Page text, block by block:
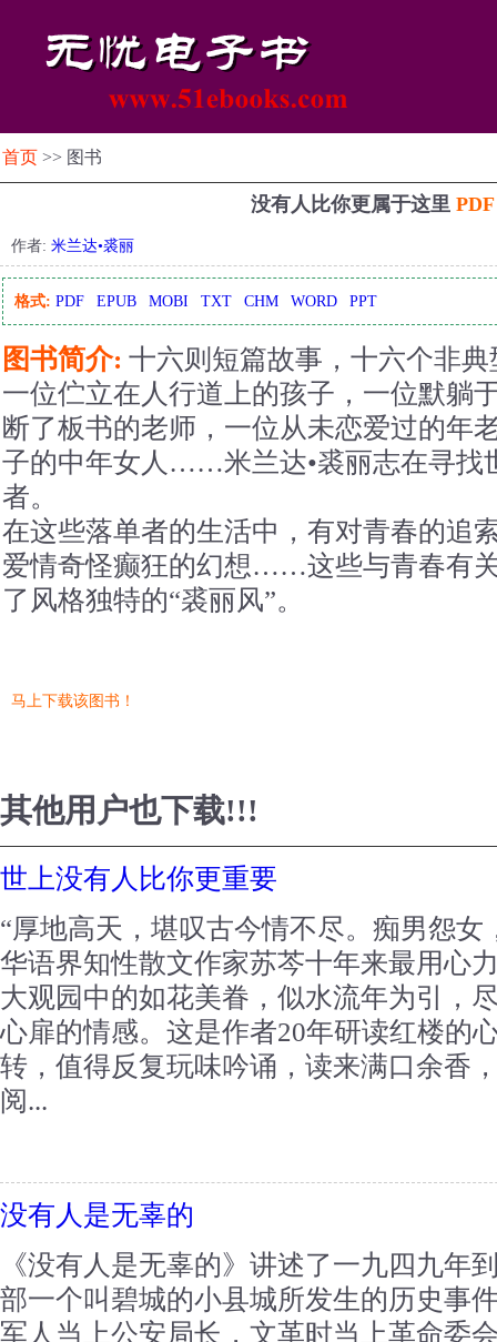
首页 >> 图书
没有人比你更属于这里
作者: 米兰达•裘丽
格式: PDF EPUB MOBI TXT CHM WORD PPT
图书简介: 十六则短篇故事，十六个非
一位伫立在人行道上的孩子，一位默躺
断了板书的老师，一位从未恋爱过的年
子的中年女人……米兰达•裘丽志在寻找
者。
在这些落单者的生活中，有对青春的追
爱情奇怪癫狂的幻想……这些与青春有
了风格独特的“裘丽风”。
马上下载该图书！
其他用户也下载!!!
世上没有人比你更重要
“厚地高天，堪叹古今情不尽。痴男怨女
华语界知性散文作家苏芩十年来最用心
大观园中的如花美眷，似水流年为引，
心扉的情感。这是作者20年研读红楼的
转，值得反复玩味吟诵，读来满口余香
阅...
没有人是无辜的
《没有人是无辜的》讲述了一九四九年
部一个叫碧城的小县城所发生的历史事
军人当上公安局长，文革时当上革命委